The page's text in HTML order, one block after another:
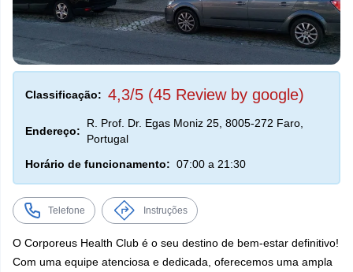
Classificação: 4,3/5 (45 Review by google)
Endereço:
R. Prof. Dr. Egas Moniz 25, 8005-272 Faro,
Portugal
Horário de funcionamento: 07:00 a 21:30
Telefone Instruções
O Corporeus Health Club é o seu destino de bem-estar definitivo!
Com uma equipe atenciosa e dedicada, oferecemos uma ampla